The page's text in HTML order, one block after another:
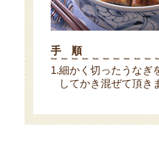
手 順
1.細かく切ったうなぎ
してかき混ぜて頂き